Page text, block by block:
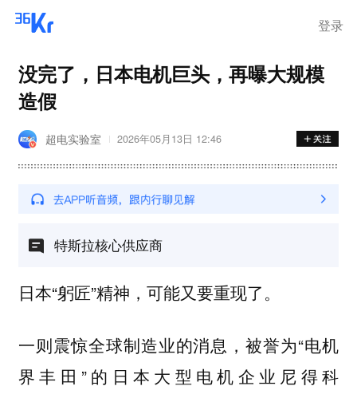
登录
没完了，日本电机巨头，再曝大规模
造假
超电实验室 2026年05月13日 12:46
特斯拉核心供应商
日本“躬匠”精神，可能又要重现了。
一则震惊全球制造业的消息，被誉为“电机
界丰田”的日本大型电机企业尼得科